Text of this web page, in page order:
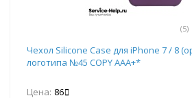
(5)
Чехол Silicone Case для iPhone 7 / 8
логотипа №45 COPY AAA+*
Цена: 86